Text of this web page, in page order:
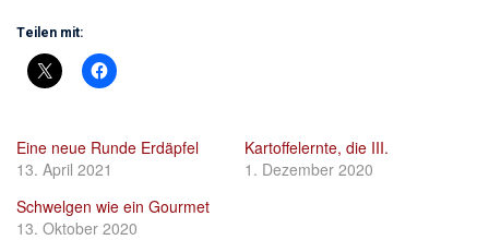
Teilen mit:
Eine neue Runde Erdäpfel
13. April 2021
Kartoffelernte, die III.
1. Dezember 2020
Schwelgen wie ein Gourmet
13. Oktober 2020